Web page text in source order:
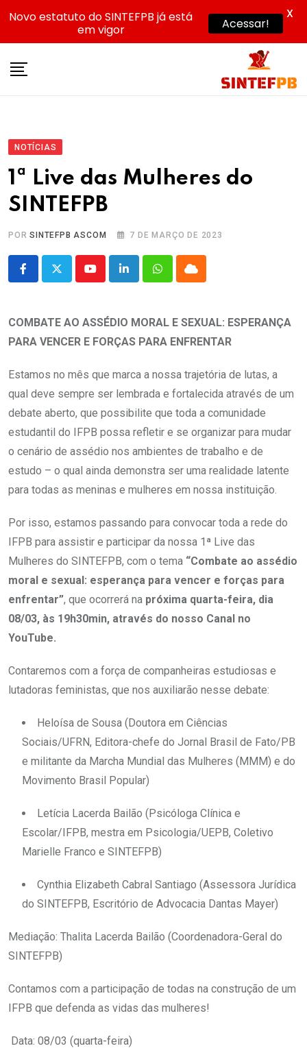
NOTÍCIAS
1ª Live das Mulheres do
SINTEFPB
PORSINTEFPB ASCOM 7 DE MARÇO DE 2023
YoutubeLinkedInWhatsappCloud
COMBATE AO ASSÉDIO MORAL E SEXUAL: ESPERANÇA
PARA VENCER E FORÇAS PARA ENFRENTAR
Estamos no mês que marca a nossa trajetória de lutas, a
qual deve sempre ser lembrada e fortalecida através de um
debate aberto, que possibilite que toda a comunidade
estudantil do IFPB possa refletir e se organizar para mudar
o cenário de assédio nos ambientes de trabalho e de
estudo – o qual ainda demonstra ser uma realidade latente
para todas as meninas e mulheres em nossa instituição.
Por isso, estamos passando para convocar toda a rede do
IFPB para assistir e participar da nossa 1ª Live das
Mulheres do SINTEFPB, com o tema “Combate ao assédio
moral e sexual: esperança para vencer e forças para
enfrentar”, que ocorrerá na próxima quarta-feira, dia
08/03, às 19h30min, através do nosso Canal no
YouTube.
Contaremos com a força de companheiras estudiosas e
lutadoras feministas, que nos auxiliarão nesse debate:
Heloísa de Sousa (Doutora em Ciências
Sociais/UFRN, Editora-chefe do Jornal Brasil de Fato/PB
e militante da Marcha Mundial das Mulheres (MMM) e do
Movimento Brasil Popular)
Letícia Lacerda Bailão (Psicóloga Clínica e
Escolar/IFPB, mestra em Psicologia/UEPB, Coletivo
Marielle Franco e SINTEFPB)
Cynthia Elizabeth Cabral Santiago (Assessora Jurídica
do SINTEFPB, Escritório de Advocacia Dantas Mayer)
Mediação: Thalita Lacerda Bailão (Coordenadora-Geral do
SINTEFPB)
Contamos com a participação de todas na construção de um
IFPB que defenda as vidas das mulheres!
Data: 08/03 (quarta-feira)
Novo estatuto do SINTEFPB já está
em vigor
Acessar!
X